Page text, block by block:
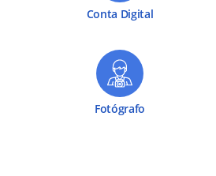
Conta Digital
Fotógrafo